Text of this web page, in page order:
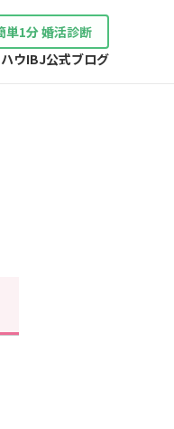
単1分 婚活診断
ウIBJ公式ブログ